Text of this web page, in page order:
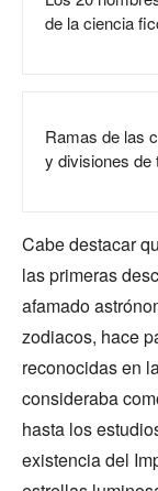
de la ciencia
Ramas de las
y divisiones de
Cabe destacar
las primeras
afamado
zodiacos, hace
reconocidas en
consideraba
hasta los
existencia del